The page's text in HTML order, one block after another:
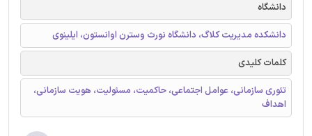
دانشگاه
دانشکده مدیریت کلاگ، دانشگاه نورث وسترن اوانستون، ایلینوی
کلمات کلیدی
تئوری سازمانی، عوامل اجتماعی، حاکمیت، مسئولیت، هویت سازمانی،
اهداف